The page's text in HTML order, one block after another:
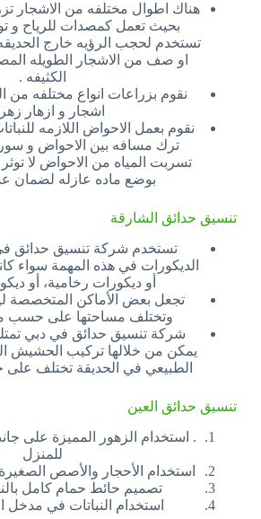
هناك اطوال مختلفه من الاشجار
بحيث تعمل كمصدات للرياح و
تستخدم لحجب الرؤيه خارج
او صف من الاشجار الطويله
الكثيفه .
نقوم بزراعات انواع مختلفه من
اشجار و ازهار
نقوم بعمل الاحواض اللازمه
ترك مسافه بين الاحواض و سور
تسربت المياه من الاحواض لا
بوضع ماده عازله لضمان
تنسيق حدائق الشارقة
تستخدم شركة تنسيق حدائق
الديكورات في هذه المهمة سواء
أو ديكورات رخامية، أو
تجعل بعض الأماكن المتخصصة
وتختلف مساحتها على حسب
شركة تنسيق حدائق في دبي
يمكن من خلالها تركيب الحشيش
الطبيعي في الحديقة تختلف
تنسيق حدائق العين
. استخدام الزهور المميزة على
للمنزل
استخدام الأحجار والأصص
تصميم حائط حمام كامل
استخدام النباتات في مدخل